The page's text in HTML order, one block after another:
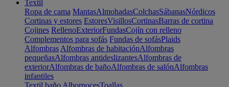
Textil
Ropa de cama MantasAlmohadasColchasSábanasNórdicos
Cortinas y estores EstoresVisillosCortinasBarras de cortina
Cojines RellenoExteriorFundasCojín con relleno
Complementos para sofás Fundas de sofásPlaids
Alfombras Alfombras de habitaciónAlfombras
pequeñasAlfombras antideslizantesAlfombras de
exteriorAlfombras de bañoAlfombras de salónAlfombras
infantiles
Textil baño AlbornocesToallas